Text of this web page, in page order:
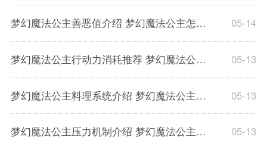
梦幻魔法公主善恶值介绍 梦幻魔法公主怎么改变善恶值 05-14
梦幻魔法公主行动力消耗推荐 梦幻魔法公主行动力机制介绍 05-13
梦幻魔法公主料理系统介绍 梦幻魔法公主料理技能提升方法 05-13
梦幻魔法公主压力机制介绍 梦幻魔法公主压力消除方法一览 05-13